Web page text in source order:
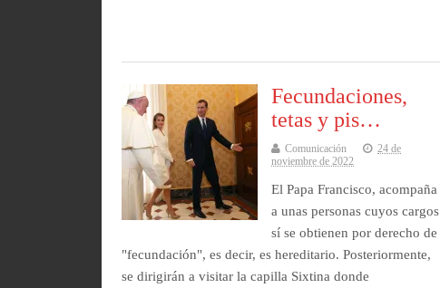
Fecundaciones,
tetas y pis…
Comunicación
24 de
noviembre de 2022
El Papa Francisco, acompaña
a unas personas cuyos cargos
sí se obtienen por derecho de
"fecundación", es decir, es hereditario. Posteriormente,
se dirigirán a visitar la capilla Sixtina donde